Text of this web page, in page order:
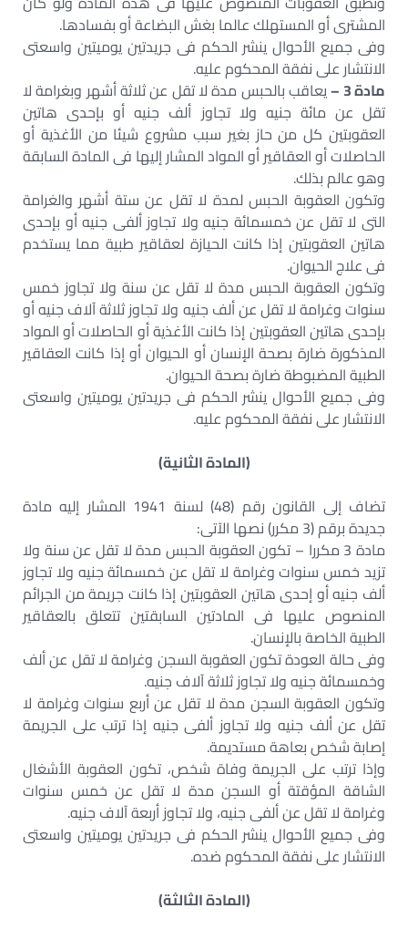
المشترى أو المستهلك عالما بغش البضاعة أو بفسادها.
وفى جميع الأحوال ينشر الحكم فى جريدتين يوميتين واسعتى
الانتشار على نفقة المحكوم عليه.
مادة 3 –
يعاقب بالحبس مدة لا تقل عن ثلاثة أشهر وبغرامة لا
تقل عن مائة جنيه ولا تجاوز ألف جنيه أو بإحدى هاتين
العقوبتين كل من حاز بغير سبب مشروع شيئا من الأغذية أو
الحاصلات أو العقاقير أو المواد المشار إليها فى المادة السابقة
وهو عالم بذلك.
وتكون العقوبة الحبس لمدة لا تقل عن ستة أشهر والغرامة
التى لا تقل عن خمسمائة جنيه ولا تجاوز ألفى جنيه أو بإحدى
هاتين العقوبتين إذا كانت الحيازة لعقاقير طبية مما يستخدم
فى علاج الحيوان.
وتكون العقوبة الحبس مدة لا تقل عن سنة ولا تجاوز خمس
سنوات وغرامة لا تقل عن ألف جنيه ولا تجاوز ثلاثة آلاف جنيه أو
بإحدى هاتين العقوبتين إذا كانت الأغذية أو الحاصلات أو المواد
المذكورة ضارة بصحة الإنسان أو الحيوان أو إذا كانت العقاقير
الطبية المضبوطة ضارة بصحة الحيوان.
وفى جميع الأحوال ينشر الحكم فى جريدتين يوميتين واسعتى
الانتشار على نفقة المحكوم عليه.
(المادة الثانية)
تضاف إلى القانون رقم (48) لسنة 1941 المشار إليه مادة
جديدة برقم (3 مكرر) نصها الآتى:
مادة 3 مكررا – تكون العقوبة الحبس مدة لا تقل عن سنة ولا
تزيد خمس سنوات وغرامة لا تقل عن خمسمائة جنيه ولا تجاوز
ألف جنيه أو إحدى هاتين العقوبتين إذا كانت جريمة من الجرائم
المنصوص عليها فى المادتين السابقتين تتعلق بالعقاقير
الطبية الخاصة بالإنسان.
وفى حالة العودة تكون العقوبة السجن وغرامة لا تقل عن ألف
وخمسمائة جنيه ولا تجاوز ثلاثة آلاف جنيه.
وتكون العقوبة السجن مدة لا تقل عن أربع سنوات وغرامة لا
تقل عن ألف جنيه ولا تجاوز ألفى جنيه إذا ترتب على الجريمة
إصابة شخص بعاهة مستديمة.
وإذا ترتب على الجريمة وفاة شخص، تكون العقوبة الأشغال
الشاقة المؤقتة أو السجن مدة لا تقل عن خمس سنوات
وغرامة لا تقل عن ألفى جنيه، ولا تجاوز أربعة آلاف جنيه.
وفى جميع الأحوال ينشر الحكم فى جريدتين يوميتين واسعتى
الانتشار على نفقة المحكوم ضده.
(المادة الثالثة)